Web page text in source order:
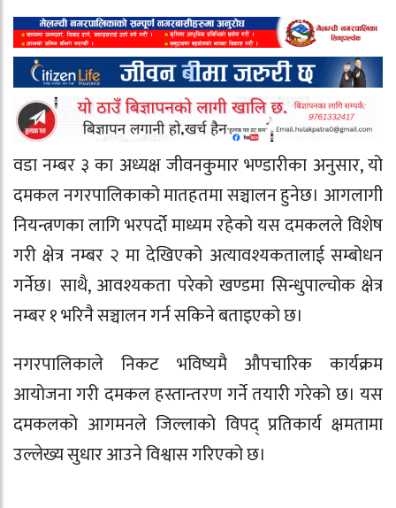
वडा नम्बर ३ का अध्यक्ष जीवनकुमार भण्डारीका अनुसार, यो
दमकल नगरपालिकाको मातहतमा सञ्चालन हुनेछ। आगलागी
नियन्त्रणका लागि भरपर्दो माध्यम रहेको यस दमकलले विशेष
गरी क्षेत्र नम्बर २ मा देखिएको अत्यावश्यकतालाई सम्बोधन
गर्नेछ। साथै, आवश्यकता परेको खण्डमा सिन्धुपाल्चोक क्षेत्र
नम्बर १ भरिनै सञ्चालन गर्न सकिने बताइएको छ।
नगरपालिकाले निकट भविष्यमै औपचारिक कार्यक्रम
आयोजना गरी दमकल हस्तान्तरण गर्ने तयारी गरेको छ। यस
दमकलको आगमनले जिल्लाको विपद् प्रतिकार्य क्षमतामा
उल्लेख्य सुधार आउने विश्वास गरिएको छ।